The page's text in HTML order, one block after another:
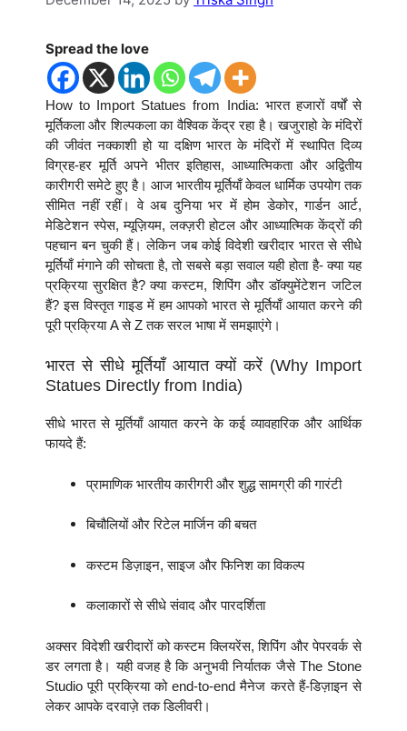
Spread the love
How to Import Statues from India: भारत हजारों वर्षों से
मूर्तिकला और शिल्पकला का वैश्विक केंद्र रहा है। खजुराहो के मंदिरों
की जीवंत नक्काशी हो या दक्षिण भारत के मंदिरों में स्थापित दिव्य
विग्रह-हर मूर्ति अपने भीतर इतिहास, आध्यात्मिकता और अद्वितीय
कारीगरी समेटे हुए है। आज भारतीय मूर्तियाँ केवल धार्मिक उपयोग तक
सीमित नहीं रहीं। वे अब दुनिया भर में होम डेकोर, गार्डन आर्ट,
मेडिटेशन स्पेस, म्यूज़ियम, लक्ज़री होटल और आध्यात्मिक केंद्रों की
पहचान बन चुकी हैं। लेकिन जब कोई विदेशी खरीदार भारत से सीधे
मूर्तियाँ मंगाने की सोचता है, तो सबसे बड़ा सवाल यही होता है- क्या यह
प्रक्रिया सुरक्षित है? क्या कस्टम, शिपिंग और डॉक्युमेंटेशन जटिल
हैं? इस विस्तृत गाइड में हम आपको भारत से मूर्तियाँ आयात करने की
पूरी प्रक्रिया A से Z तक सरल भाषा में समझाएंगे।
भारत से सीधे मूर्तियाँ आयात क्यों करें (Why Import
Statues Directly from India)
सीधे भारत से मूर्तियाँ आयात करने के कई व्यावहारिक और आर्थिक
फायदे हैं:
प्रामाणिक भारतीय कारीगरी और शुद्ध सामग्री की गारंटी
बिचौलियों और रिटेल मार्जिन की बचत
कस्टम डिज़ाइन, साइज और फिनिश का विकल्प
कलाकारों से सीधे संवाद और पारदर्शिता
अक्सर विदेशी खरीदारों को कस्टम क्लियरेंस, शिपिंग और पेपरवर्क से
डर लगता है। यही वजह है कि अनुभवी निर्यातक जैसे The Stone
Studio पूरी प्रक्रिया को end-to-end मैनेज करते हैं-डिज़ाइन से
लेकर आपके दरवाज़े तक डिलीवरी।